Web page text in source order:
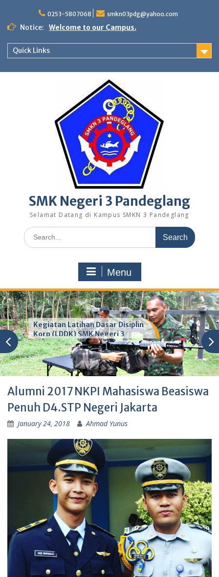
content
0253-5807068 smkn03pdg@yahoo.com
Notice: Welcome to our Campus.
Quick Links
SMK Negeri 3 Pandeglang
Selamat Datang di Kampus SMKN 3 Pandeglang
Search
for:
Menu
Kegiatan Latihan Dasar Disiplin
Korp (LDDK) SMK Negeri 3
Pandeglang
Alumni 2017 NKPI Mahasiswa Beasiswa
Penuh D4.STP Negeri Jakarta
January 24, 2018 Ahmad Yunus